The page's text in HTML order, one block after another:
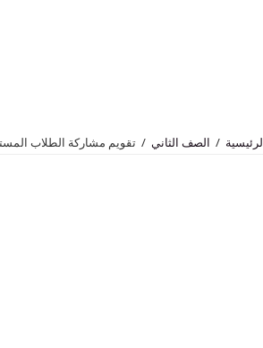
الرئيسية / الصف الثاني / تقويم مشاركة الطلاب المستمرة